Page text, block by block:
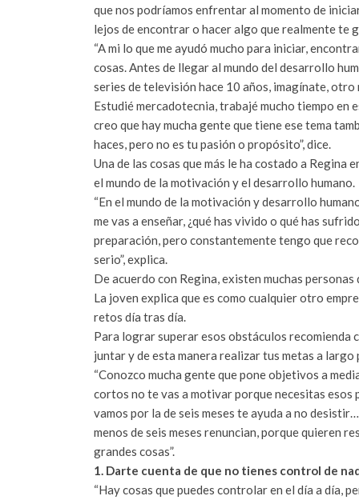
que nos podríamos enfrentar al momento de
lejos de encontrar o hacer algo que realmente te
“A mi lo que me ayudó mucho para iniciar,
cosas. Antes de llegar al mundo del desarrollo
series de televisión hace 10 años, imagínate, otro
Estudié mercadotecnia, trabajé mucho tiempo en
creo que hay mucha gente que tiene ese tema
haces, pero no es tu pasión o propósito”, dice.
Una de las cosas que más le ha costado a
el mundo de la motivación y el desarrollo humano.
“En el mundo de la motivación y desarrollo
me vas a enseñar, ¿qué has vivido o qué has
preparación, pero constantemente tengo que
serio”, explica.
De acuerdo con Regina, existen muchas
La joven explica que es como cualquier otro
retos día tras día.
Para lograr superar esos obstáculos
juntar y de esta manera realizar tus metas a largo
“Conozco mucha gente que pone objetivos a
cortos no te vas a motivar porque necesitas
vamos por la de seis meses te ayuda a no
menos de seis meses renuncian, porque quieren
grandes cosas”.
1. Darte cuenta de que no tienes control de
“Hay cosas que puedes controlar en el día a día,